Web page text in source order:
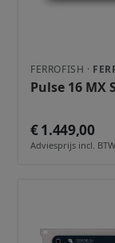
FERROFISH ·
Pulse 16 MX
€ 1.449,00
Adviesprijs incl. BTW